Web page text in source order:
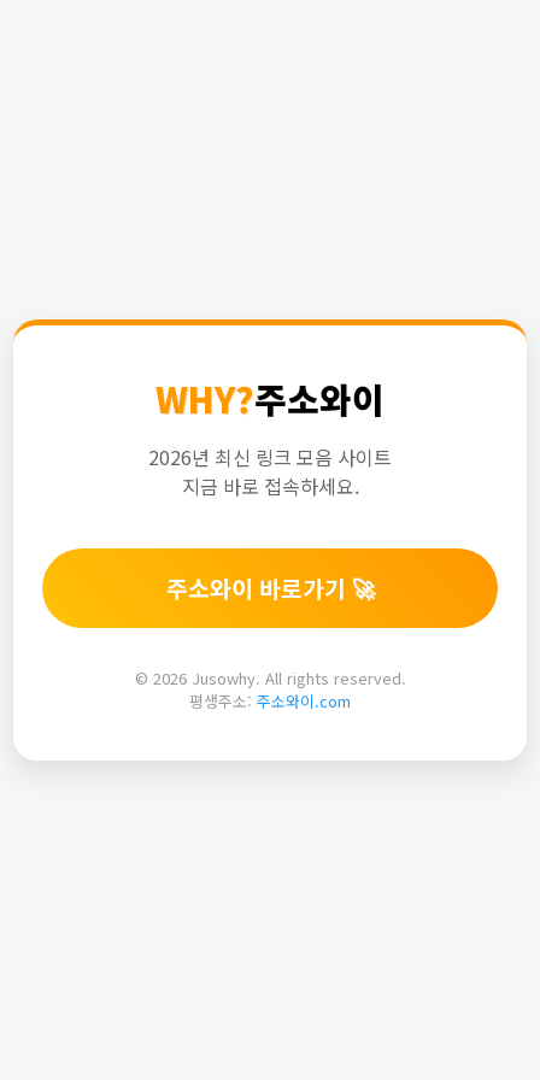
WHY?주소와이
2026년 최신 링크 모음 사이트
지금 바로 접속하세요.
주소와이 바로가기 🚀
© 2026 Jusowhy. All rights reserved.
평생주소: 주소와이.com